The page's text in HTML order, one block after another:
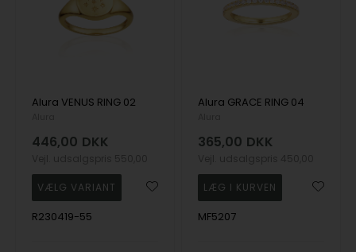
Alura VENUS RING 02
446,00 DKK
R230419-55
Alura GRACE RING 04
365,00 DKK
MF5207